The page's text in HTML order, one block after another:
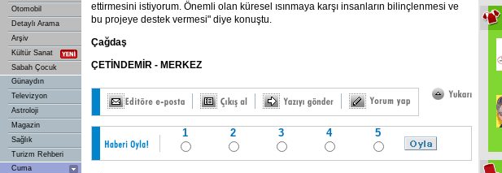
Otomobil
Detaylı Arama
Arşiv
Kültür Sanat
Sabah Çocuk
Günaydın
Televizyon
Astroloji
Magazin
Sağlık
Turizm Rehberi
Cuma
ettirmesini istiyorum. Önemli olan küresel ısınmaya karşı insanların bilinçlenmesi ve
bu projeye destek vermesi" diye konuştu.
Çağdaş
ÇETİNDEMİR - MERKEZ
1 2 3 4 5